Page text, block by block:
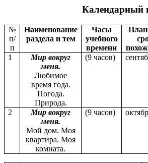
Календарный
№
п/
п
Наименование
раздела и тем
Часы
учебного
времени
1
Мир вокруг
меня.
Любимое
время года.
Погода.
Природа.
(9 часов)
2
Мир вокруг
меня.
Мой дом. Моя
квартира. Моя
комната.
(9 часов)